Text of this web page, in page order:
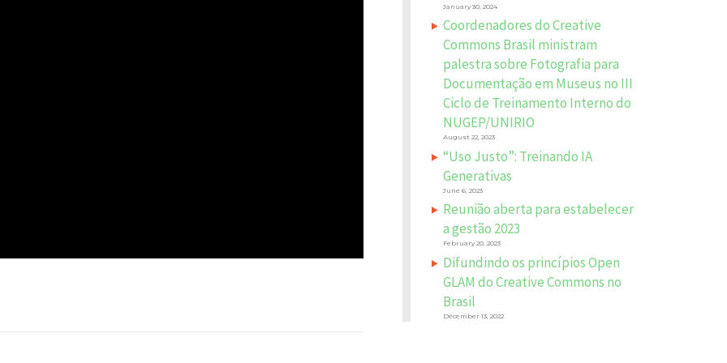
January 30, 2024
Coordenadores do Creative
Commons Brasil ministram
palestra sobre Fotografia para
Documentação em Museus no III
Ciclo de Treinamento Interno do
NUGEP/UNIRIO
August 22, 2023
“Uso Justo”: Treinando IA
Generativas
June 6, 2023
Reunião aberta para estabelecer
a gestão 2023
February 20, 2023
Difundindo os princípios Open
GLAM do Creative Commons no
Brasil
December 13, 2022